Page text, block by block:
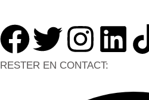
RESTER EN CONTACT: